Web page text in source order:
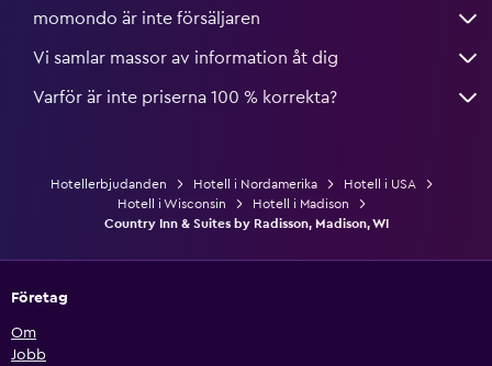
momondo är inte försäljaren
Vi samlar massor av information åt dig
Varför är inte priserna 100 % korrekta?
Hotellerbjudanden Hotell i Nordamerika
Hotell i USA
Hotell i Wisconsin
Hotell i Madison
Country Inn & Suites by Radisson, Madison, WI
Företag
Om
Jobb